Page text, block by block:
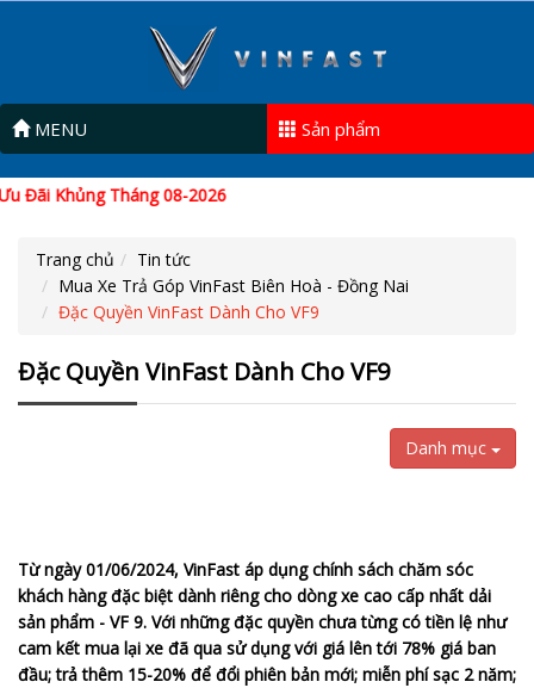
MENU Sản phẩm
Đãi Khủng Tháng 08-2026
Trang chủ
Tin tức
Mua Xe Trả Góp VinFast Biên Hoà - Đồng Nai
Đặc Quyền VinFast Dành Cho VF9
Đặc Quyền VinFast Dành Cho VF9
Danh mục
Từ ngày 01/06/2024, VinFast áp dụng chính sách chăm sóc
khách hàng đặc biệt dành riêng cho dòng xe cao cấp nhất dải
sản phẩm - VF 9. Với những đặc quyền chưa từng có tiền lệ như
cam kết mua lại xe đã qua sử dụng với giá lên tới 78% giá ban
đầu; trả thêm 15-20% để đổi phiên bản mới; miễn phí sạc 2 năm;